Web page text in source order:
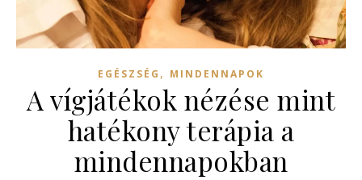
EGÉSZSÉG , MINDENNAPOK
A vígjátékok nézése mint
hatékony terápia a
mindennapokban